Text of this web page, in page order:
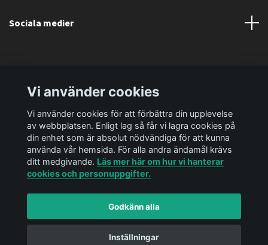
Sociala medier
© 2026 Ediya Shop ABPowered by Quickbutik
Vi använder cookies
Vi använder cookies för att förbättra din upplevelse
av webbplatsen. Enligt lag så får vi lagra cookies på
din enhet som är absolut nödvändiga för att kunna
använda vår hemsida. För alla andra ändamål krävs
ditt medgivande. Läs mer här om hur vi hanterar
cookies och personuppgifter.
Godkänn alla
Inställningar